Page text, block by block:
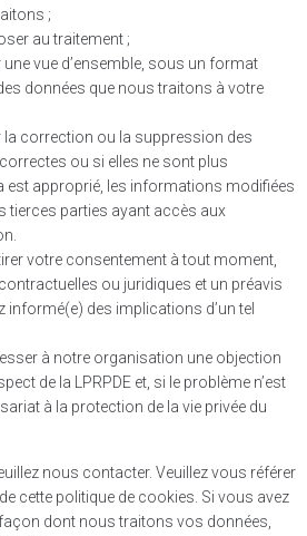
;
au traitement ;
vue d’ensemble, sous un format
données que nous traitons à votre
correction ou la suppression des
ou si elles ne sont plus
est approprié, les informations modifiées
tierces parties ayant accès aux
votre consentement à tout moment,
ou juridiques et un préavis
informé(e) des implications d’un tel
à notre organisation une objection
de la LPRPDE et, si le problème n’est
à la protection de la vie privée du
nous contacter. Veuillez vous référer
cette politique de cookies. Si vous avez
dont nous traitons vos données,